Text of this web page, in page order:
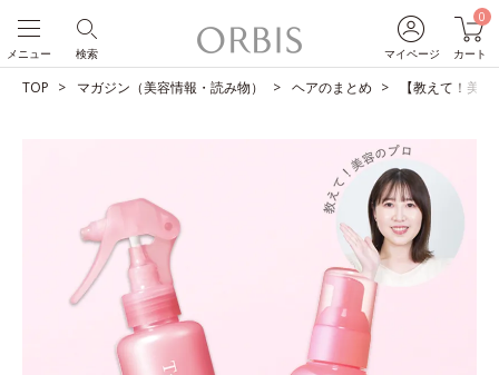
マイページ
0
カート
検索
メニュー
TOP マガジン（美容情報・読み物） ヘアのまとめ 【教えて！美